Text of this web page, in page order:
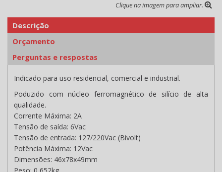
Clique na imagem para ampliar.
Descrição
Orçamento
Perguntas e respostas
Indicado para uso residencial, comercial e industrial.
Poduzido com núcleo ferromagnético de silício de alta
qualidade.
Corrente Máxima: 2A
Tensão de saída: 6Vac
Tensão de entrada: 127/220Vac (Bivolt)
Potência Máxima: 12Vac
Dimensões: 46x78x49mm